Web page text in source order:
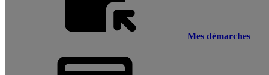
Mes démarches